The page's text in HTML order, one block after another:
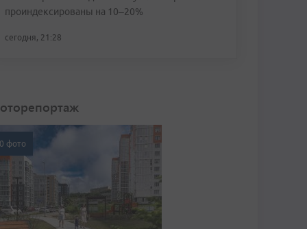
проиндексированы на 10–20%
сегодня, 21:28
фото